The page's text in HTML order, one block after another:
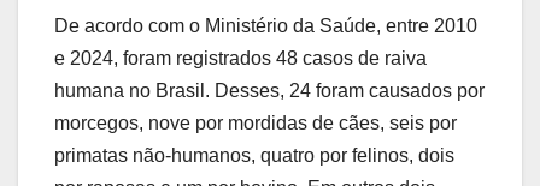
De acordo com o Ministério da Saúde, entre 2010
e 2024, foram registrados 48 casos de raiva
humana no Brasil. Desses, 24 foram causados por
morcegos, nove por mordidas de cães, seis por
primatas não-humanos, quatro por felinos, dois